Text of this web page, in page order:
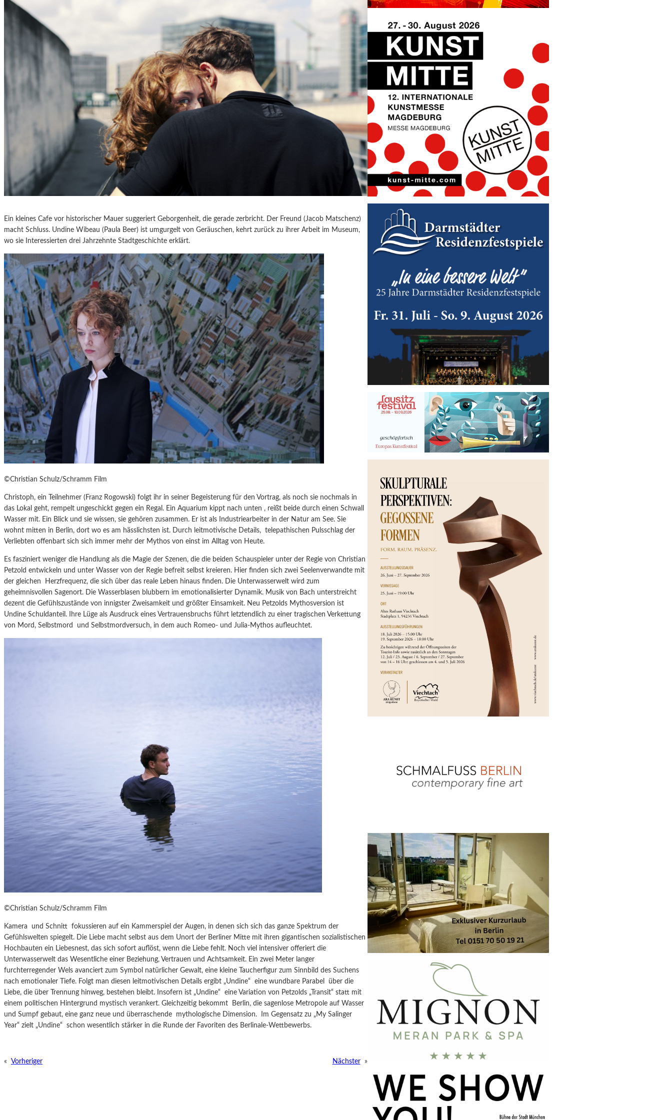
Ein kleines Cafe vor historischer Mauer suggeriert Geborgenheit, die gerade zerbricht. Der Freund (Jacob Matschenz)
macht Schluss. Undine Wibeau (Paula Beer) ist umgurgelt von Geräuschen, kehrt zurück zu ihrer Arbeit im Museum,
wo sie Interessierten drei Jahrzehnte Stadtgeschichte erklärt.
©Christian Schulz/Schramm Film
Christoph, ein Teilnehmer (Franz Rogowski) folgt ihr in seiner Begeisterung für den Vortrag, als noch sie nochmals in
das Lokal geht, rempelt ungeschickt gegen ein Regal. Ein Aquarium kippt nach unten , reißt beide durch einen Schwall
Wasser mit. Ein Blick und sie wissen, sie gehören zusammen. Er ist als Industriearbeiter in der Natur am See. Sie
wohnt mitten in Berlin, dort wo es am hässlichsten ist. Durch leitmotivische Details, telepathischen Pulsschlag der
Verliebten offenbart sich sich immer mehr der Mythos von einst im Alltag von Heute.
Es fasziniert weniger die Handlung als die Magie der Szenen, die die beiden Schauspieler unter der Regie von Christian
Petzold entwickeln und unter Wasser von der Regie befreit selbst kreieren. Hier finden sich zwei Seelenverwandte mit
der gleichen
Herzfrequenz, die sich über das reale Leben hinaus finden. Die Unterwasserwelt wird zum
geheimnisvollen Sagenort. Die Wasserblasen blubbern im emotionalisierter Dynamik. Musik von Bach unterstreicht
dezent die Gefühlszustände von innigster Zweisamkeit und größter Einsamkeit. Neu Petzolds Mythosversion ist
Undine Schuldanteil. Ihre Lüge als Ausdruck eines Vertrauensbruchs führt letztendlich zu einer tragischen Verkettung
von Mord, Selbstmord
und Selbstmordversuch, in dem auch Romeo- und Julia-Mythos aufleuchtet.
©Christian Schulz/Schramm Film
Kamera und Schnitt fokussieren auf ein Kammerspiel der Augen, in denen sich sich das ganze Spektrum der
Gefühlswelten spiegelt. Die Liebe macht selbst aus dem Unort der Berliner Mitte mit ihren gigantischen sozialistischen
Hochbauten ein Liebesnest, das sich sofort auflöst, wenn die Liebe fehlt. Noch viel intensiver offeriert die
Unterwasserwelt das Wesentliche einer Beziehung, Vertrauen und Achtsamkeit. Ein zwei Meter langer
furchterregender Wels avanciert zum Symbol natürlicher Gewalt, eine kleine Taucherfigur zum Sinnbild des Suchens
nach emotionaler Tiefe. Folgt man diesen leitmotivischen Details ergibt „Undine“
eine wundbare Parabel
über die
Liebe, die über Trennung hinweg, bestehen bleibt. Insofern ist „Undine“
eine Variation von Petzolds „Transit“ statt mit
einem politischen Hintergrund mystisch verankert. Gleichzeitig bekommt
Berlin, die sagenlose Metropole auf Wasser
und Sumpf gebaut, eine ganz neue und überraschende
mythologische Dimension.
Im Gegensatz zu „My Salinger
Year“ zielt „Undine“
schon wesentlich stärker in die Runde der Favoriten des Berlinale-Wettbewerbs.
« Vorheriger Nächster »